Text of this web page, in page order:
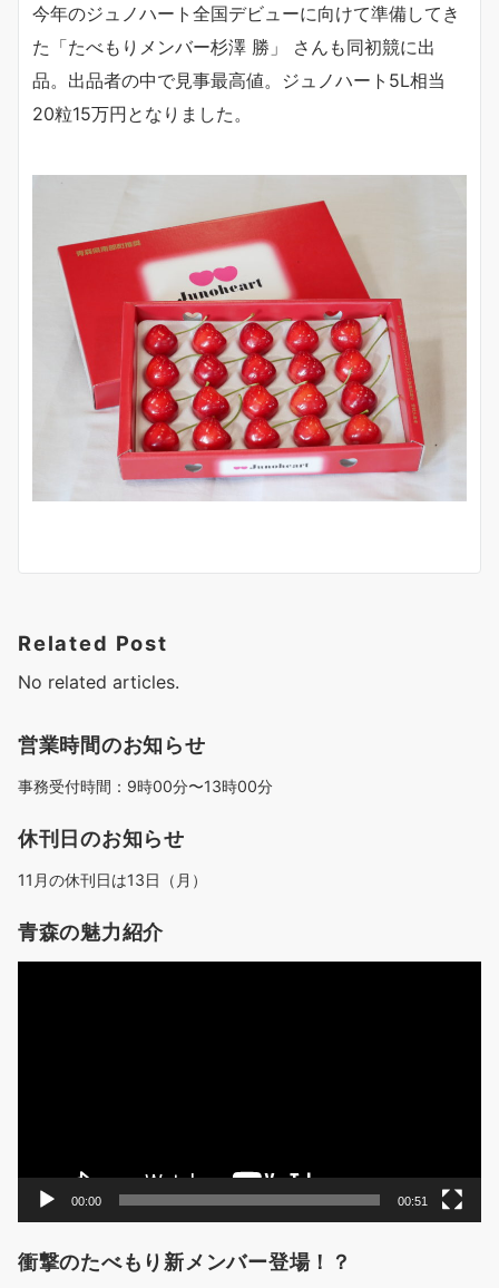
今年のジュノハート全国デビューに向けて準備してき
た「たべもりメンバー杉澤 勝」 さんも同初競に出
品。出品者の中で見事最高値。ジュノハート5L相当
20粒15万円となりました。
Related Post
No related articles.
営業時間のお知らせ
事務受付時間：9時00分〜13時00分
休刊日のお知らせ
11月の休刊日は13日（月）
青森の魅力紹介
00:00 00:51
衝撃のたべもり新メンバー登場！？